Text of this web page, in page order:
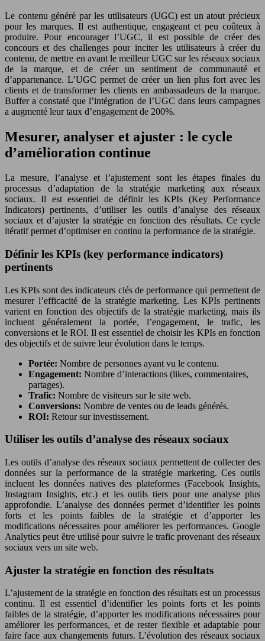
Le contenu généré par les utilisateurs (UGC) est un atout précieux
pour les marques. Il est authentique, engageant et peu coûteux à
produire. Pour encourager l’UGC, il est possible de créer des
concours et des challenges pour inciter les utilisateurs à créer du
contenu, de mettre en avant le meilleur UGC sur les réseaux sociaux
de la marque, et de créer un sentiment de communauté et
d’appartenance. L’UGC permet de créer un lien plus fort avec les
clients et de transformer les clients en ambassadeurs de la marque.
Buffer a constaté que l’intégration de l’UGC dans leurs campagnes
a augmenté leur taux d’engagement de 200%.
Mesurer, analyser et ajuster : le cycle
d’amélioration continue
La mesure, l’analyse et l’ajustement sont les étapes finales du
processus d’adaptation de la stratégie marketing aux réseaux
sociaux. Il est essentiel de définir les KPIs (Key Performance
Indicators) pertinents, d’utiliser les outils d’analyse des réseaux
sociaux et d’ajuster la stratégie en fonction des résultats. Ce cycle
itératif permet d’optimiser en continu la performance de la stratégie.
Définir les KPIs (key performance indicators)
pertinents
Les KPIs sont des indicateurs clés de performance qui permettent de
mesurer l’efficacité de la stratégie marketing. Les KPIs pertinents
varient en fonction des objectifs de la stratégie marketing, mais ils
incluent généralement la portée, l’engagement, le trafic, les
conversions et le ROI. Il est essentiel de choisir les KPIs en fonction
des objectifs et de suivre leur évolution dans le temps.
Portée: Nombre de personnes ayant vu le contenu.
Engagement: Nombre d’interactions (likes, commentaires,
partages).
Trafic: Nombre de visiteurs sur le site web.
Conversions: Nombre de ventes ou de leads générés.
ROI: Retour sur investissement.
Utiliser les outils d’analyse des réseaux sociaux
Les outils d’analyse des réseaux sociaux permettent de collecter des
données sur la performance de la stratégie marketing. Ces outils
incluent les données natives des plateformes (Facebook Insights,
Instagram Insights, etc.) et les outils tiers pour une analyse plus
approfondie. L’analyse des données permet d’identifier les points
forts et les points faibles de la stratégie et d’apporter les
modifications nécessaires pour améliorer les performances. Google
Analytics peut être utilisé pour suivre le trafic provenant des réseaux
sociaux vers un site web.
Ajuster la stratégie en fonction des résultats
L’ajustement de la stratégie en fonction des résultats est un processus
continu. Il est essentiel d’identifier les points forts et les points
faibles de la stratégie, d’apporter les modifications nécessaires pour
améliorer les performances, et de rester flexible et adaptable pour
faire face aux changements futurs. L’évolution des réseaux sociaux